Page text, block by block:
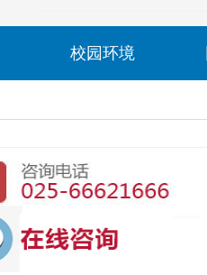
校园环境